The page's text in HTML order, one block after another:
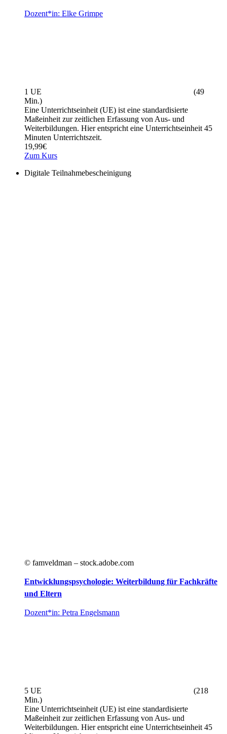
Dozent*in: Elke Grimpe
1 UE
(49
Min.)
Eine Unterrichtseinheit (UE) ist eine standardisierte
Maßeinheit zur zeitlichen Erfassung von Aus- und
Weiterbildungen. Hier entspricht eine Unterrichtseinheit 45
Minuten Unterrichtszeit.
19,99€
Zum Kurs
Digitale Teilnahmebescheinigung
© famveldman – stock.adobe.com
Entwicklungspsychologie: Weiterbildung für Fachkräfte
und Eltern
Dozent*in: Petra Engelsmann
5 UE
(218
Min.)
Eine Unterrichtseinheit (UE) ist eine standardisierte
Maßeinheit zur zeitlichen Erfassung von Aus- und
Weiterbildungen. Hier entspricht eine Unterrichtseinheit 45